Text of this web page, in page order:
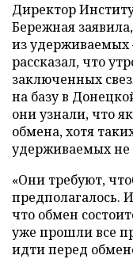
Директор
Бережная
из
рассказал, что
заключенных
на базу в
они узнали, что
обмена, хотя
удерживаемых не
«Они требуют,
предполагалось.
что обмен
уже прошли все
идти перед